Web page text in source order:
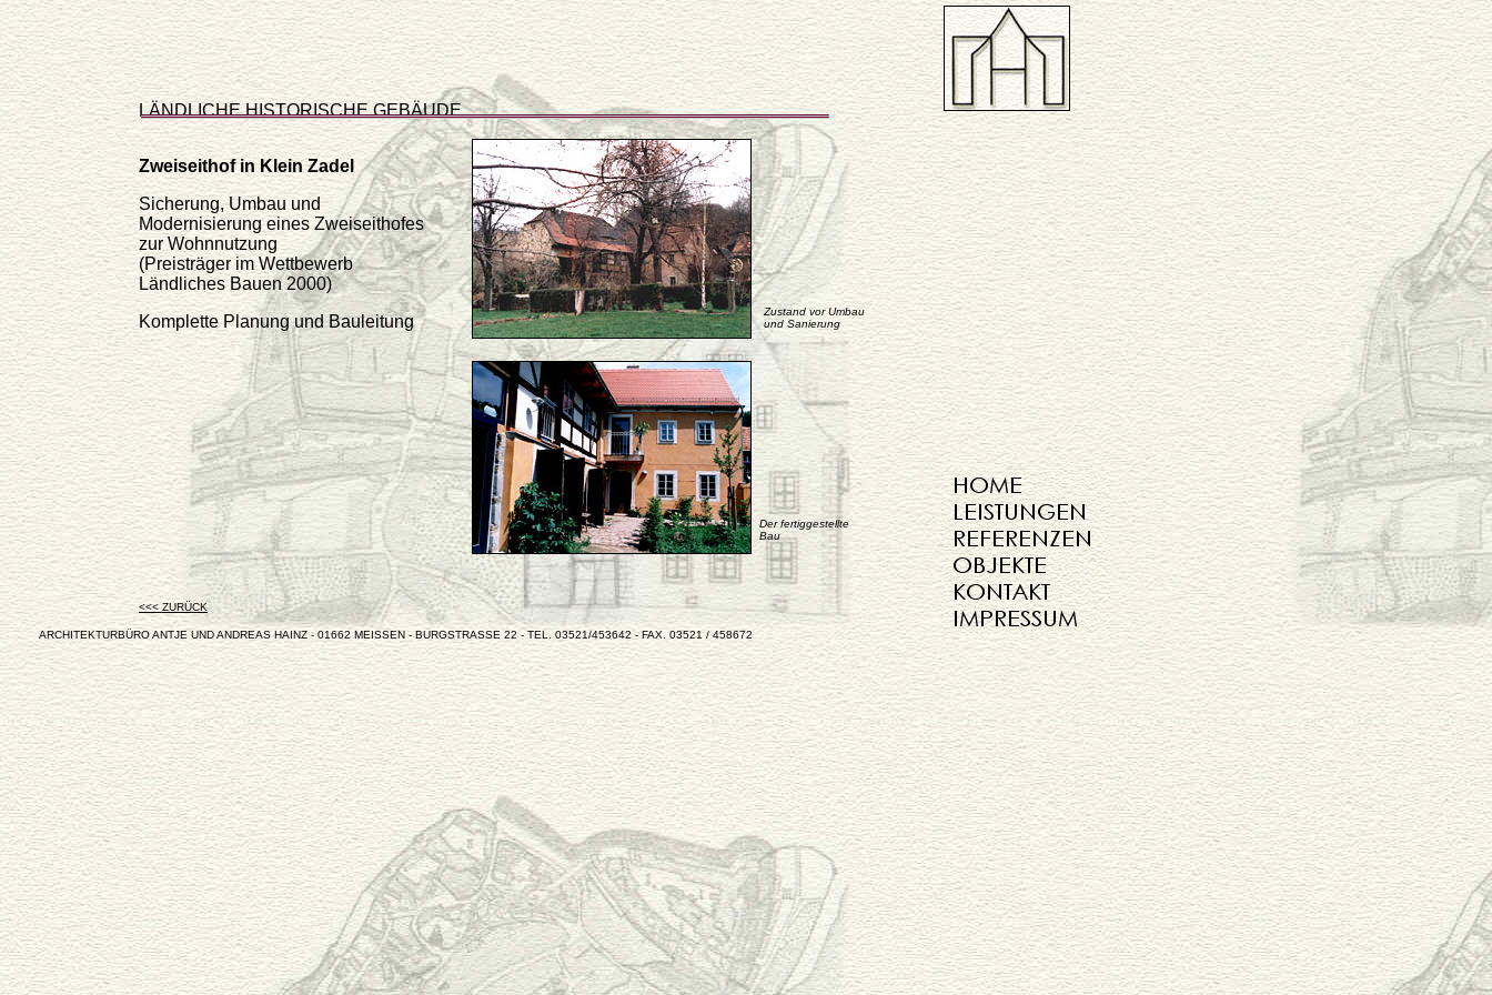
LÄNDLICHE HISTORISCHE GEBÄUDE
<<< ZURÜCK
Zweiseithof in Klein Zadel
Sicherung, Umbau und
Modernisierung eines Zweiseithofes
zur Wohnnutzung
(Preisträger im Wettbewerb
Ländliches Bauen 2000)
Komplette Planung und Bauleitung
Zustand vor Umbau
und Sanierung
Der fertiggestellte
Bau
ARCHITEKTURBÜRO ANTJE UND ANDREAS HAINZ - 01662 MEISSEN - BURGSTRASSE 22 - TEL. 03521/453642 - FAX. 03521 / 458672